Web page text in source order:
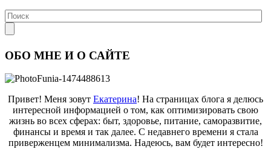
ОБО МНЕ И О САЙТЕ
Привет! Меня зовут Екатерина! На страницах блога я делюсь
интересной информацией о том, как оптимизировать свою
жизнь во всех сферах: быт, здоровье, питание, саморазвитие,
финансы и время и так далее. С недавнего времени я стала
приверженцем минимализма. Надеюсь, вам будет интересно!